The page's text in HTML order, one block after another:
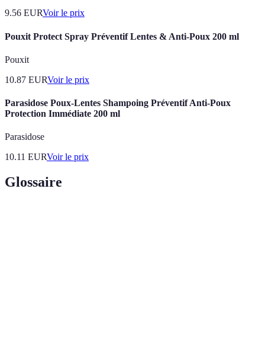
9.56 EURVoir le prix
Pouxit Protect Spray Préventif Lentes & Anti-Poux 200 ml
Pouxit
10.87 EURVoir le prix
Parasidose Poux-Lentes Shampoing Préventif Anti-Poux
Protection Immédiate 200 ml
Parasidose
10.11 EURVoir le prix
Glossaire